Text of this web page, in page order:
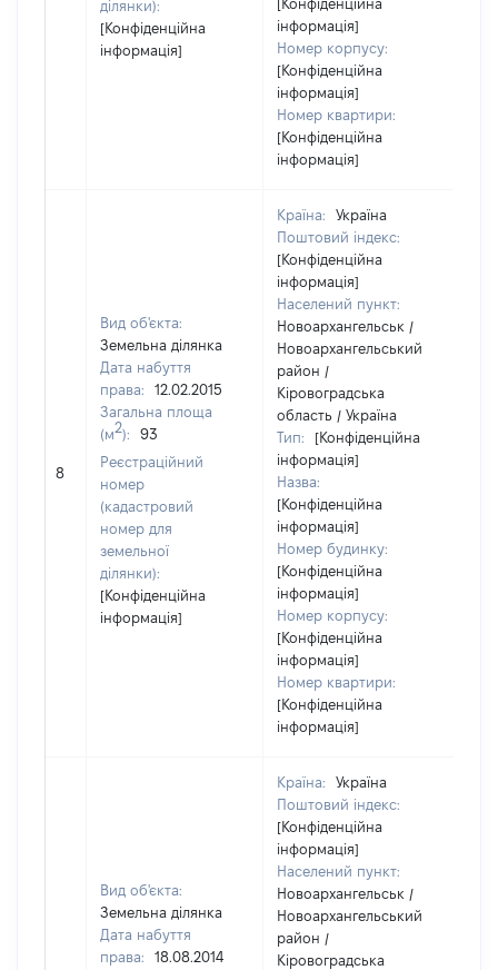
ділянки):
[Конфіденційна
інформація]
[Конфіденційна
інформація]
Номер корпусу:
[Конфіденційна
інформація]
Номер квартири:
[Конфіденційна
інформація]
8
Вид об'єкта:
Земельна ділянка
Дата набуття
права:
12.02.2015
Загальна площа
(м2):
93
Реєстраційний
номер
(кадастровий
номер для
земельної
ділянки):
[Конфіденційна
інформація]
Країна:
Україна
Поштовий індекс:
[Конфіденційна
інформація]
Населений пункт:
Новоархангельськ /
Новоархангельський
район /
Кіровоградська
область / Україна
Тип:
[Конфіденційна
інформація]
Назва:
[Конфіденційна
інформація]
Номер будинку:
[Конфіденційна
інформація]
Номер корпусу:
[Конфіденційна
інформація]
Номер квартири:
[Конфіденційна
інформація]
Вид об'єкта:
Земельна ділянка
Дата набуття
права:
18.08.2014
Країна:
Україна
Поштовий індекс:
[Конфіденційна
інформація]
Населений пункт:
Новоархангельськ /
Новоархангельський
район /
Кіровоградська